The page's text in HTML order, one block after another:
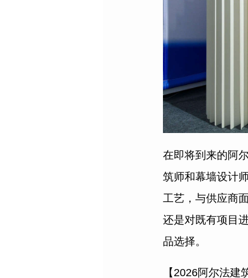
在即将到来的阿
筑师和幕墙设计
工艺，与供应商
还是对既有项目
品选择。
【2026阿尔法